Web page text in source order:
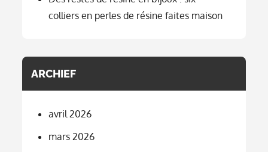
colliers en perles de résine faites maison
ARCHIEF
avril 2026
mars 2026